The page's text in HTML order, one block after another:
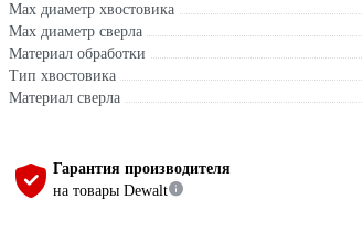
Max диаметр хвостовика
Max диаметр сверла
Материал обработки
Тип хвостовика
Материал сверла
Гарантия производителя
на товары Dewalt